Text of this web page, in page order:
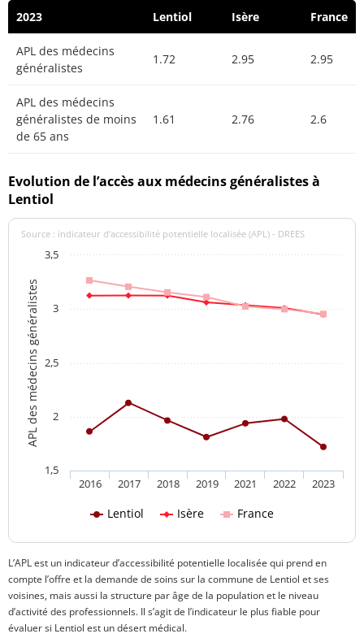
2023 Lentiol Isère France
APL des médecins
généralistes
1.72 2.95 2.95
APL des médecins
généralistes de moins
de 65 ans
1.61 2.76 2.6
Evolution de l’accès aux médecins généralistes à
Lentiol
APL des médecins généralistes
Source : indicateur d’accessibilité potentielle localisée (APL) - DREES
Lentiol Isère France
2016 2017 2018 2019 2021 2022 2023
1,5
2
2,5
3
3,5
L’APL est un indicateur d’accessibilité potentielle localisée qui prend en
compte l’offre et la demande de soins sur la commune de Lentiol et ses
voisines, mais aussi la structure par âge de la population et le niveau
d’activité des professionnels. Il s’agit de l’indicateur le plus fiable pour
évaluer si Lentiol est un désert médical.